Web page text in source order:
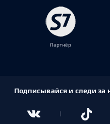
Партнёр
Подписывайся и следи за